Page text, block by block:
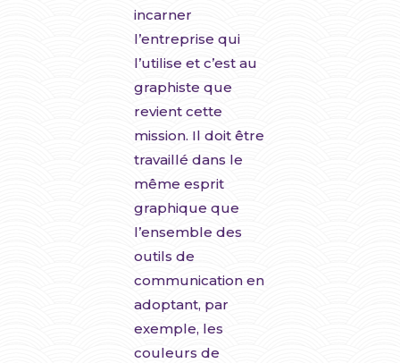
incarner
l’entreprise qui
l’utilise et c’est au
graphiste que
revient cette
mission. Il doit être
travaillé dans le
même esprit
graphique que
l’ensemble des
outils de
communication en
adoptant, par
exemple, les
couleurs de